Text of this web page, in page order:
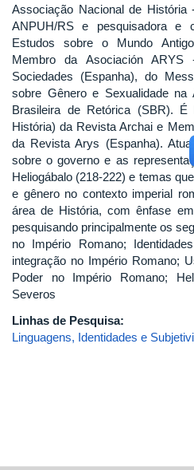
Associação Nacional de
ANPUH/RS e pesquisadora e
Estudos sobre o Mundo
Membro da Asociación ARYS
Sociedades (Espanha), do
sobre Gênero e Sexualidade na
Brasileira de Retórica (SBR).
História) da Revista Archai e
da Revista Arys (Espanha).
sobre o governo e as
Heliogábalo (218-222) e temas
e gênero no contexto imperial
área de História, com ênfase
pesquisando principalmente os
no Império Romano;
integração no Império Romano;
Poder no Império Romano;
Severos
Linhas de Pesquisa:
Linguagens, Identidades e